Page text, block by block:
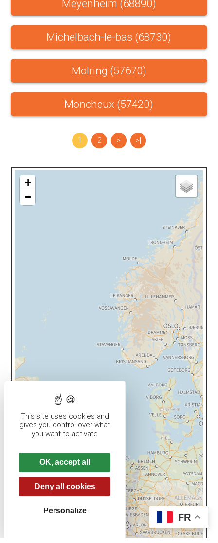
Meyenheim (68890)
Michelbach-le-bas (68730)
Molring (57670)
Moncheux (57420)
1 2 > >|
+
−
FR
This site uses cookies and
gives you control over what
you want to activate
OK, accept all
Deny all cookies
Personalize